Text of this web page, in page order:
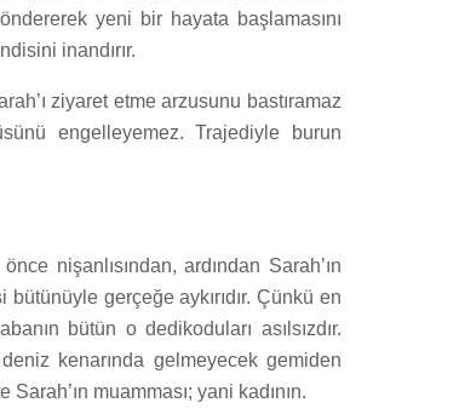
yeni bir hayata başlamasını
inandırır.
ziyaret etme arzusunu bastıramaz
engelleyemez. Trajediyle burun
nişanlısından, ardından Sarah’ın
gerçeğe aykırıdır. Çünkü en
bütün o dedikoduları asılsızdır.
kenarında gelmeyecek gemiden
muamması; yani kadının.